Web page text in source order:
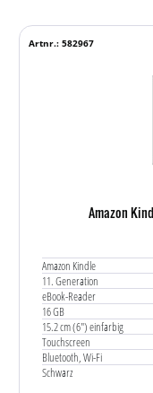
Amazon
Amazon Kindle
11. Generation
eBook-Reader
16 GB
15.2 cm (6") einfarbig
Touchscreen
Bluetooth, Wi-Fi
Schwarz
Artnr.: 582967